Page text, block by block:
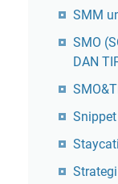
SMM
SMO
DAN
Snippet